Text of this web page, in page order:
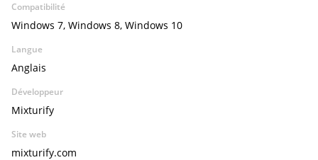
Compatibilité
Windows 7, Windows 8, Windows 10
Langue
Anglais
Développeur
Mixturify
Site web
mixturify.com